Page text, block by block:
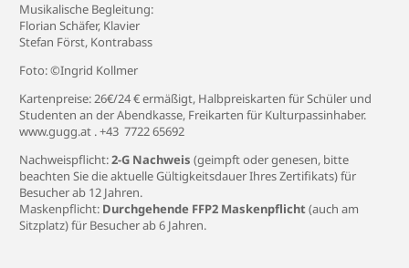
Musikalische Begleitung:
Florian Schäfer, Klavier
Stefan Först, Kontrabass
Foto: ©Ingrid Kollmer
Kartenpreise: 26€/24 € ermäßigt, Halbpreiskarten für Schüler und
Studenten an der Abendkasse, Freikarten für Kulturpassinhaber.
www.gugg.at . +43 7722 65692
Nachweispflicht:2-G Nachweis (geimpft oder genesen, bitte
beachten Sie die aktuelle Gültigkeitsdauer Ihres Zertifikats) für
Besucher ab 12 Jahren.
Maskenpflicht: Durchgehende FFP2 Maskenpflicht(auch am
Sitzplatz) für Besucher ab 6 Jahren.